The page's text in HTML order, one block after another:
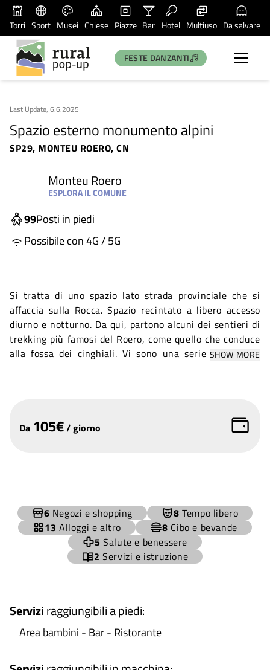
Torri Sport Musei Chiese Piazze Bar Hotel Multiuso Da salvare
FESTE DANZANTI
Last Update, 6.6.2025
Spazio esterno monumento alpini
SP29, MONTEU ROERO, CN
Monteu Roero
ESPLORA IL COMUNE
99Posti in piedi
Possibile con 4G / 5G
Si tratta di uno spazio lato strada provinciale che si
affaccia sulla Rocca. Spazio recintato a libero accesso
diurno e notturno. Da qui, partono alcuni dei sentieri di
trekking più famosi del Roero, come quello che conduce
alla fossa dei cinghiali. Vi sono una serie di tavoli e
SHOW MORE
Da 105€/giorno
+
−
6 Negozi e shopping 8 Tempo libero
13 Alloggi e altro 8 Cibo e bevande
5 Salute e benessere
2 Servizi e istruzione
Serviziraggiungibili a piedi:
Area bambini - Bar - Ristorante